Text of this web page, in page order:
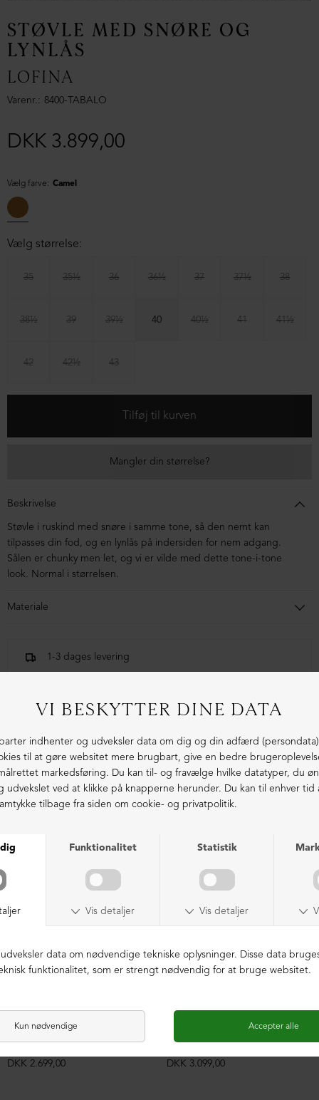
STØVLE MED SNØRE OG
LYNLÅS
LOFINA
Varenr. 8400-TABALO
DKK 3.899,00
Vælg farve: Camel
Vælg størrelse:
35 35½ 36 36½ 37 37½ 38
38½ 39 39½ 40 40½ 41 41½
42 42½ 43
Mangler din størrelse?
Beskrivelse
Støvle i ruskind med snøre i samme tone, så den nemt kan
tilpasses din fod, og en lynlås på indersiden for nem adgang.
Sålen er chunky men let, og vi er vilde med dette tone-i-tone
look. Normal i størrelsen.
Materiale
1-3 dages levering
LIGNENDE PRODUKTER
DKK 2.699,00
DKK 3.099,00